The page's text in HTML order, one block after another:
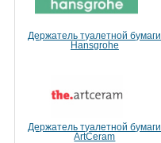
Держатель туалетной бумаги
Hansgrohe
Держатель туалетной бумаги
ArtCeram